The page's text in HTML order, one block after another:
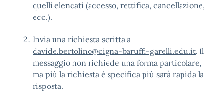
quelli elencati (accesso, rettifica, cancellazione,
ecc.).
Invia una richiesta scritta a
davide.bertolino@cigna-baruffi-garelli.edu.it. Il
messaggio non richiede una forma particolare,
ma più la richiesta è specifica più sarà rapida la
risposta.